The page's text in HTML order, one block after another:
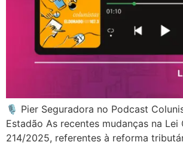
🎙️ Pier Seguradora no Podcast
Estadão As recentes mudanças na Lei
214/2025, referentes à reforma